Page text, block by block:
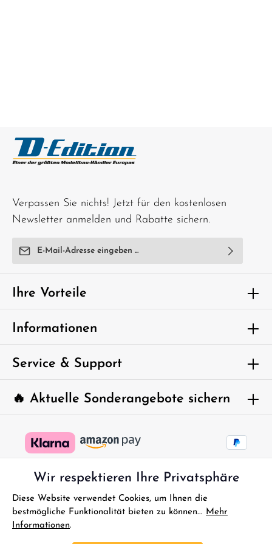
Verpassen Sie nichts! Jetzt für den kostenlosen
Newsletter anmelden und Rabatte sichern.
E-Mail-Adresse*
Ich habe dieDatenschutzbestimmungenzur Kenntnis
genommen und die
einverstanden.
Um weiterzugehen, geben Sie die oben
abgebildeten Zeichen ein*
🔥 Aktuelle Sonderangebote sichern
Ihre Vorteile
Informationen
Service & Support
Wir respektieren Ihre Privatsphäre
Diese Website verwendet Cookies, um Ihnen die
bestmögliche Funktionalität bieten zu können... Mehr
Informationen.